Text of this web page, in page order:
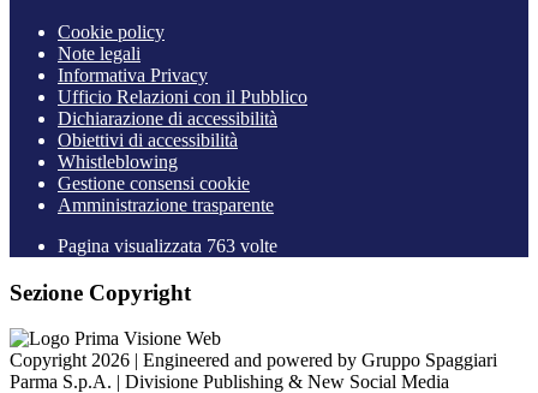
Cookie policy
Note legali
Informativa Privacy
Ufficio Relazioni con il Pubblico
Dichiarazione di accessibilità
Obiettivi di accessibilità
Whistleblowing
Gestione consensi cookie
Amministrazione trasparente
Pagina visualizzata 763 volte
Sezione Copyright
Copyright 2026 | Engineered and powered by Gruppo Spaggiari
Parma S.p.A. | Divisione Publishing & New Social Media